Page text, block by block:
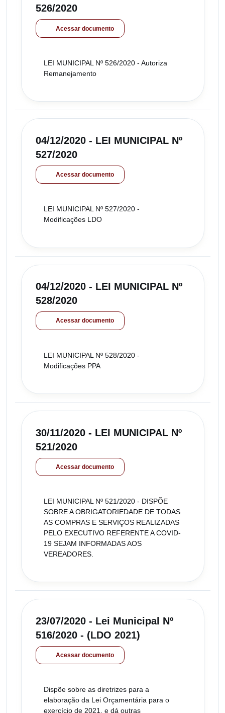
526/2020
Acessar documento
LEI MUNICIPAL Nº 526/2020 - Autoriza
Remanejamento
04/12/2020 - LEI MUNICIPAL Nº
527/2020
Acessar documento
LEI MUNICIPAL Nº 527/2020 -
Modificações LDO
04/12/2020 - LEI MUNICIPAL Nº
528/2020
Acessar documento
LEI MUNICIPAL Nº 528/2020 -
Modificações PPA
30/11/2020 - LEI MUNICIPAL Nº
521/2020
Acessar documento
LEI MUNICIPAL Nº 521/2020 - DISPÕE
SOBRE A OBRIGATORIEDADE DE TODAS
AS COMPRAS E SERVIÇOS REALIZADAS
PELO EXECUTIVO REFERENTE A COVID-
19 SEJAM INFORMADAS AOS
VEREADORES.
23/07/2020 - Lei Municipal Nº
516/2020 - (LDO 2021)
Acessar documento
Dispõe sobre as diretrizes para a
elaboração da Lei Orçamentária para o
exercício de 2021, e dá outras